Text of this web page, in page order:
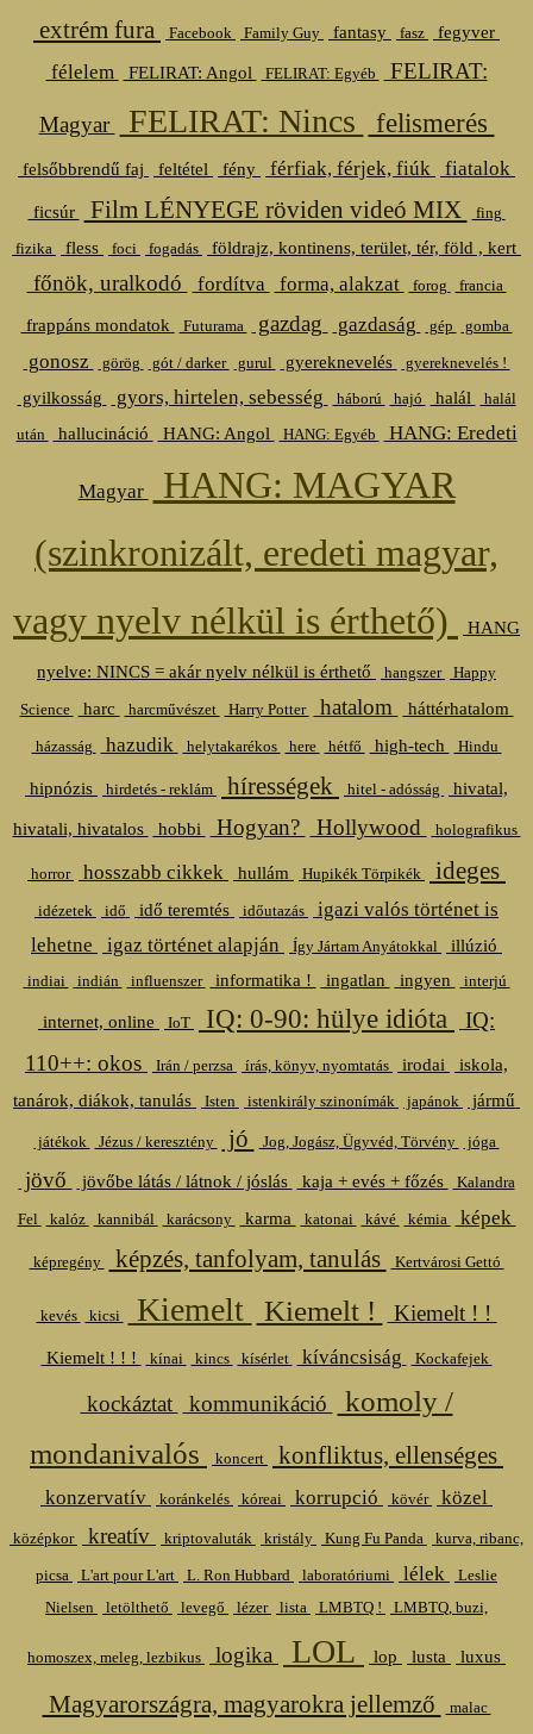
extrém fura Facebook Family Guy fantasy fasz fegyver
félelem FELIRAT: Angol FELIRAT: Egyéb FELIRAT:
Magyar FELIRAT: Nincs felismerés
felsőbbrendű faj feltétel fény férfiak, férjek, fiúk fiatalok
ficsúr Film LÉNYEGE röviden videó MIX
fing
fizika
fless foci fogadás földrajz, kontinens, terület, tér, föld , kert
főnök, uralkodó fordítva forma, alakzat forog francia
frappáns mondatok Futurama gazdag gazdaság gép gomba
gonosz görög gót / darker gurul gyereknevelés gyereknevelés !
gyilkosság gyors, hirtelen, sebesség háború hajó halál
halál
után
hallucináció HANG: Angol HANG: Egyéb HANG: Eredeti
Magyar
HANG: MAGYAR
(szinkronizált, eredeti magyar,
vagy nyelv nélkül is érthető)
HANG
nyelve: NINCS = akár nyelv nélkül is érthető hangszer Happy
Science harc harcművészet Harry Potter hatalom háttérhatalom
házasság hazudik helytakarékos here hétfő high-tech Hindu
hipnózis hirdetés - reklám hírességek hitel - adósság
hivatal,
hivatali, hivatalos
hobbi Hogyan? Hollywood holografikus
horror hosszabb cikkek hullám Hupikék Törpikék ideges
idézetek idő idő teremtés időutazás
igazi valós történet is
lehetne
igaz történet alapján Így Jártam Anyátokkal illúzió
indiai indián influenszer informatika ! ingatlan ingyen interjú
internet, online IoT IQ: 0-90: hülye idióta
IQ:
110++: okos
Irán / perzsa írás, könyv, nyomtatás irodai
iskola,
tanárok, diákok, tanulás
Isten istenkirály szinonímák japánok jármű
játékok Jézus / keresztény jó Jog, Jogász, Ügyvéd, Törvény jóga
jövő jövőbe látás / látnok / jóslás kaja + evés + főzés Kalandra
Fel kalóz kannibál karácsony karma katonai kávé kémia képek
képregény képzés, tanfolyam, tanulás Kertvárosi Gettó
kevés kicsi Kiemelt Kiemelt ! Kiemelt ! !
Kiemelt ! ! ! kínai kincs kísérlet kíváncsiság Kockafejek
kockáztat kommunikáció
komoly /
mondanivalós
koncert konfliktus, ellenséges
konzervatív koránkelés kóreai korrupció kövér közel
középkor kreatív kriptovaluták kristály Kung Fu Panda kurva, ribanc,
picsa L'art pour L'art L. Ron Hubbard laboratóriumi lélek
Leslie
Nielsen
letölthető levegő lézer lista LMBTQ ! LMBTQ, buzi,
homoszex, meleg, lezbikus logika LOL lop lusta luxus
Magyarországra, magyarokra jellemző
malac